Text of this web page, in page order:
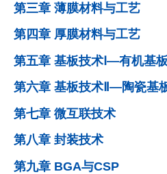
第三章 薄膜材料与工艺
第四章 厚膜材料与工艺
第五章 基板技术Ⅰ—有机基板
第六章 基板技术Ⅱ—陶瓷基
第七章 微互联技术
第八章 封装技术
第九章 BGA与CSP